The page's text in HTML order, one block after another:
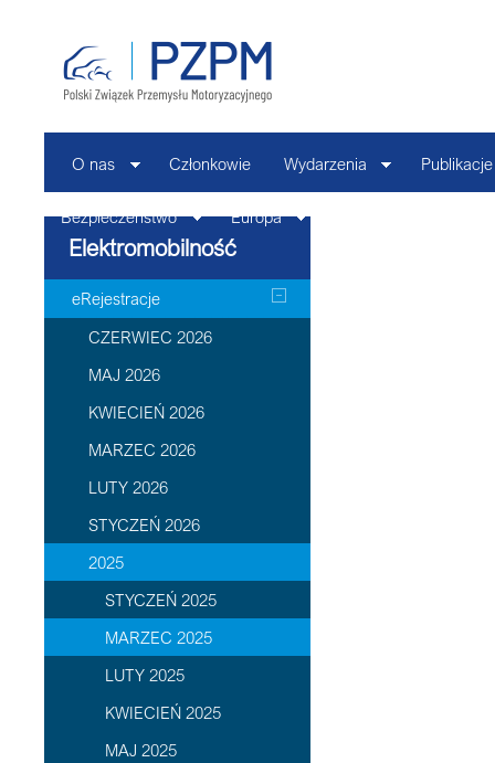
O nas Członkowie Wydarzenia Publikacje
Bezpieczeństwo Europa
Elektromobilność
eRejestracje
CZERWIEC 2026
MAJ 2026
KWIECIEŃ 2026
MARZEC 2026
LUTY 2026
STYCZEŃ 2026
2025
STYCZEŃ 2025
MARZEC 2025
LUTY 2025
KWIECIEŃ 2025
MAJ 2025